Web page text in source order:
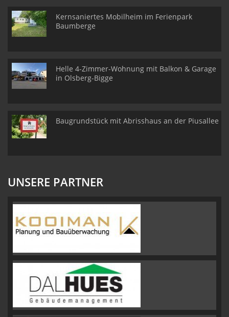
Kernsaniertes Mobilheim im Ferienpark
Baumberge
Helle 4-Zimmer-Wohnung mit Balkon & Garage
in Olsberg-Bigge
Baugrundstück mit Abrisshaus an der Piusallee
UNSERE PARTNER